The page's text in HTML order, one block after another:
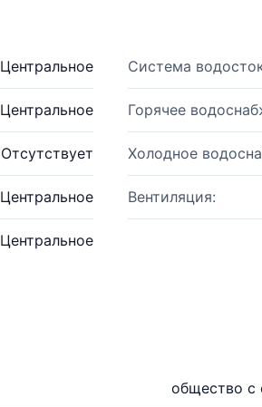
Центральное Система
Центральное Горячее
Отсутствует Холодное
Центральное Вентиляция:
Центральное
общество с